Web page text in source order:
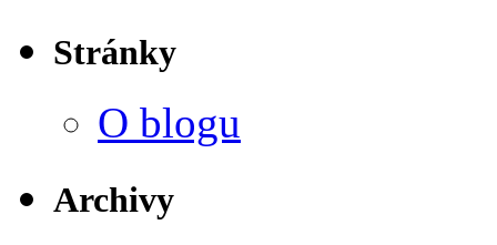
Stránky
O blogu
Archivy